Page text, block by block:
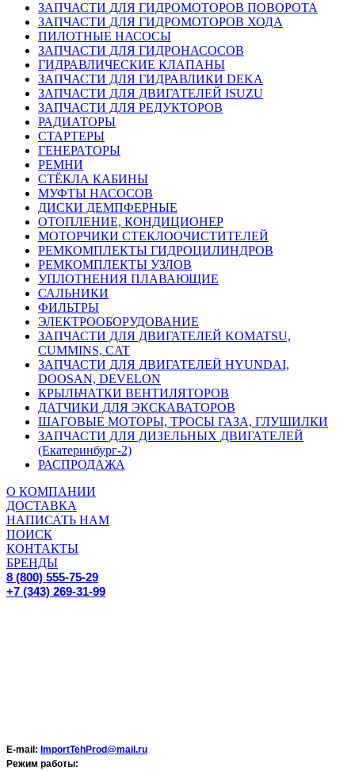
ЗАПЧАСТИ ДЛЯ ГИДРОМОТОРОВ ПОВОРОТА
ЗАПЧАСТИ ДЛЯ ГИДРОМОТОРОВ ХОДА
ПИЛОТНЫЕ НАСОСЫ
ЗАПЧАСТИ ДЛЯ ГИДРОНАСОСОВ
ГИДРАВЛИЧЕСКИЕ КЛАПАНЫ
ЗАПЧАСТИ ДЛЯ ГИДРАВЛИКИ DEKA
ЗАПЧАСТИ ДЛЯ ДВИГАТЕЛЕЙ ISUZU
ЗАПЧАСТИ ДЛЯ РЕДУКТОРОВ
РАДИАТОРЫ
СТАРТЕРЫ
ГЕНЕРАТОРЫ
РЕМНИ
СТЁКЛА КАБИНЫ
МУФТЫ НАСОСОВ
ДИСКИ ДЕМПФЕРНЫЕ
ОТОПЛЕНИЕ, КОНДИЦИОНЕР
МОТОРЧИКИ СТЕКЛООЧИСТИТЕЛЕЙ
РЕМКОМПЛЕКТЫ ГИДРОЦИЛИНДРОВ
РЕМКОМПЛЕКТЫ УЗЛОВ
УПЛОТНЕНИЯ ПЛАВАЮЩИЕ
САЛЬНИКИ
ФИЛЬТРЫ
ЭЛЕКТРООБОРУДОВАНИЕ
ЗАПЧАСТИ ДЛЯ ДВИГАТЕЛЕЙ KOMATSU,
CUMMINS, CAT
ЗАПЧАСТИ ДЛЯ ДВИГАТЕЛЕЙ HYUNDAI,
DOOSAN, DEVELON
КРЫЛЬЧАТКИ ВЕНТИЛЯТОРОВ
ДАТЧИКИ ДЛЯ ЭКСКАВАТОРОВ
ШАГОВЫЕ МОТОРЫ, ТРОСЫ ГАЗА, ГЛУШИЛКИ
ЗАПЧАСТИ ДЛЯ ДИЗЕЛЬНЫХ ДВИГАТЕЛЕЙ
(Екатеринбург-2)
РАСПРОДАЖА
О КОМПАНИИ
ДОСТАВКА
НАПИСАТЬ НАМ
ПОИСК
КОНТАКТЫ
БРЕНДЫ
8 (800) 555-75-29
+7 (343) 269-31-99
E-mail: ImportTehProd@mail.ru
Режим работы: